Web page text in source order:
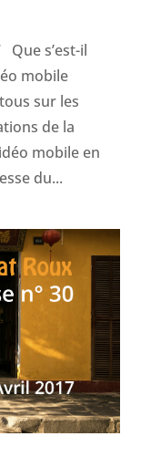
Que s’est-il
mobile
sur les
de la
mobile en
du...